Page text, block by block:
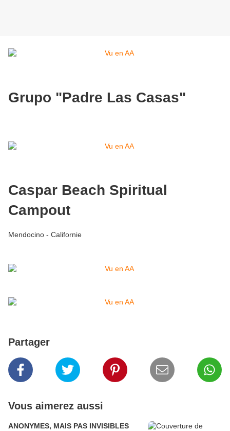
Grupo "Padre Las Casas"
Caspar Beach Spiritual
Campout
Mendocino - Californie
Partager
Vous aimerez aussi
ANONYMES, MAIS PAS INVISIBLES